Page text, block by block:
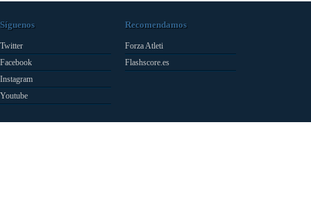
Síguenos
Twitter
Facebook
Instagram
Youtube
Recomendamos
Forza Atleti
Flashscore.es